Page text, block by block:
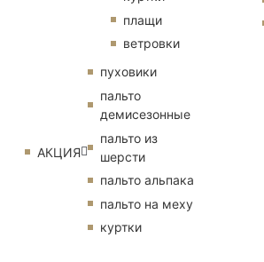
плащи
ветровки
АКЦИЯ
пуховики
пальто
демисезонные
пальто из
шерсти
пальто альпака
пальто на меху
куртки